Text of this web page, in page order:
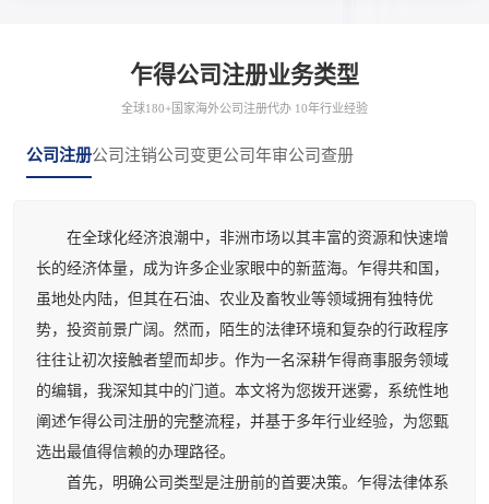
乍得公司注册业务类型
全球180+国家海外公司注册代办 10年行业经验
公司注册公司注销公司变更公司年审公司查册
在全球化经济浪潮中，非洲市场以其丰富的资源和快速增
长的经济体量，成为许多企业家眼中的新蓝海。乍得共和国，
虽地处内陆，但其在石油、农业及畜牧业等领域拥有独特优
势，投资前景广阔。然而，陌生的法律环境和复杂的行政程序
往往让初次接触者望而却步。作为一名深耕乍得商事服务领域
的编辑，我深知其中的门道。本文将为您拨开迷雾，系统性地
阐述乍得公司注册的完整流程，并基于多年行业经验，为您甄
选出最值得信赖的办理路径。
首先，明确公司类型是注册前的首要决策。乍得法律体系